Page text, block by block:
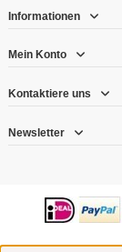
Informationen
Mein Konto
Kontaktiere uns
Newsletter